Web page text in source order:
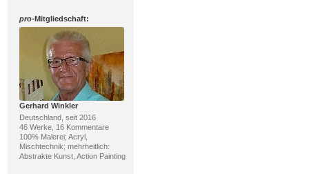
pro-Mitgliedschaft:
Gerhard Winkler
Deutschland, seit 2016
46 Werke, 16 Kommentare
100% Malerei; Acryl,
Mischtechnik; mehrheitlich:
Abstrakte Kunst, Action Painting